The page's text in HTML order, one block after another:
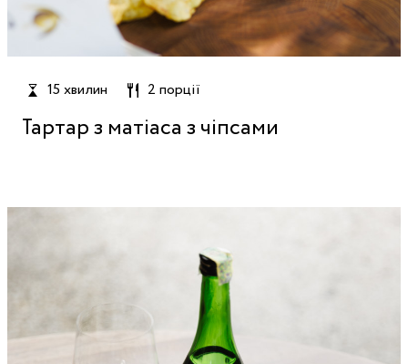
15 хвилин 2 порції
Тартар з матіаса з чіпсами